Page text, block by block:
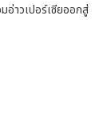
อ่าวเปอร์เซียออกสู่